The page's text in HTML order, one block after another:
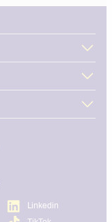
Linkedin